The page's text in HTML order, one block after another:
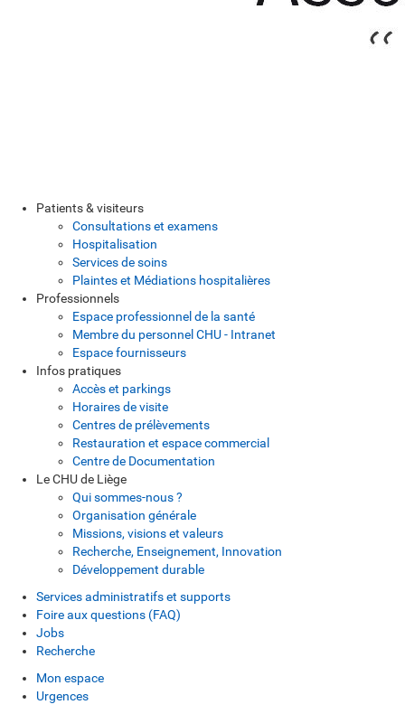
Patients & visiteurs
Consultations et examens
Hospitalisation
Services de soins
Plaintes et Médiations hospitalières
Professionnels
Espace professionnel de la santé
Membre du personnel CHU - Intranet
Espace fournisseurs
Infos pratiques
Accès et parkings
Horaires de visite
Centres de prélèvements
Restauration et espace commercial
Centre de Documentation
Le CHU de Liège
Qui sommes-nous ?
Organisation générale
Missions, visions et valeurs
Recherche, Enseignement, Innovation
Développement durable
Services administratifs et supports
Foire aux questions (FAQ)
Jobs
Recherche
Mon espace
Urgences